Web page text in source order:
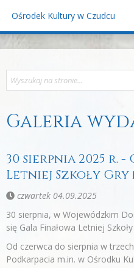
Ośrodek Kultury w Czudcu
Galeria
30 sierpnia 2025 r.
Letniej Szkoły Gry
czwartek 04.09.2025
30 sierpnia, w Wojewódzkim
się Gala Finałowa Letniej
Od czerwca do sierpnia w
Podkarpacia m.in. w Ośrodku